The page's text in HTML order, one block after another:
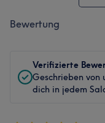
Bewertung
Verifizierte
Geschrieben von
dich in jedem